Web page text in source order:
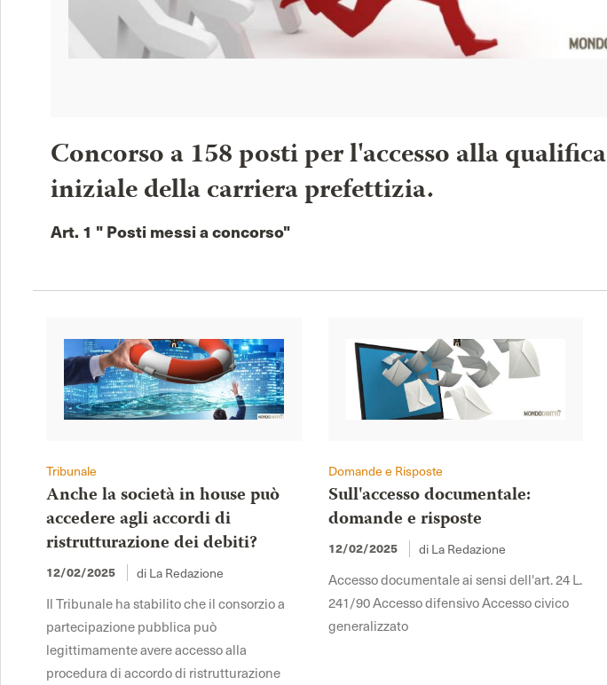
Concorso a 158 posti per l'accesso alla qualifica
iniziale della carriera prefettizia.
Art. 1 " Posti messi a concorso"
Tribunale
Anche la società in house può
accedere agli accordi di
ristrutturazione dei debiti?
12/02/2025 di La Redazione
Il Tribunale ha stabilito che il consorzio a
partecipazione pubblica può
legittimamente avere accesso alla
procedura di accordo di ristrutturazione
Domande e Risposte
Sull'accesso documentale:
domande e risposte
12/02/2025 di La Redazione
Accesso documentale ai sensi dell'art. 24 L.
241/90 Accesso difensivo Accesso civico
generalizzato